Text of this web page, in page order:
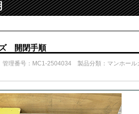
開閉手順
理番号：MC1-2504034 製品分類：マンホール